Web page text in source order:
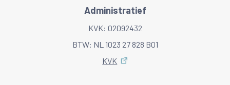
Administratief
KVK: 02092432
BTW: NL 1023 27 828 B01
KVK